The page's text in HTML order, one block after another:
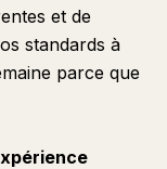
et de
standards à
parce que